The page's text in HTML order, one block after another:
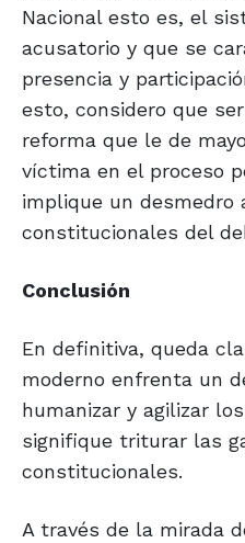
Nacional esto es, el
acusatorio y que se
presencia y
esto, considero que
reforma que le de
víctima en el proceso
implique un desmedro
constitucionales del
Conclusión
En definitiva, queda
moderno enfrenta un
humanizar y agilizar
signifique triturar las
constitucionales.
A través de la mirada